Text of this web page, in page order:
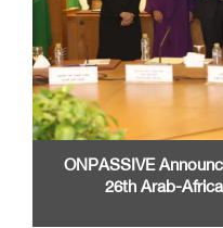
ONPASSIVE
26th Arab-